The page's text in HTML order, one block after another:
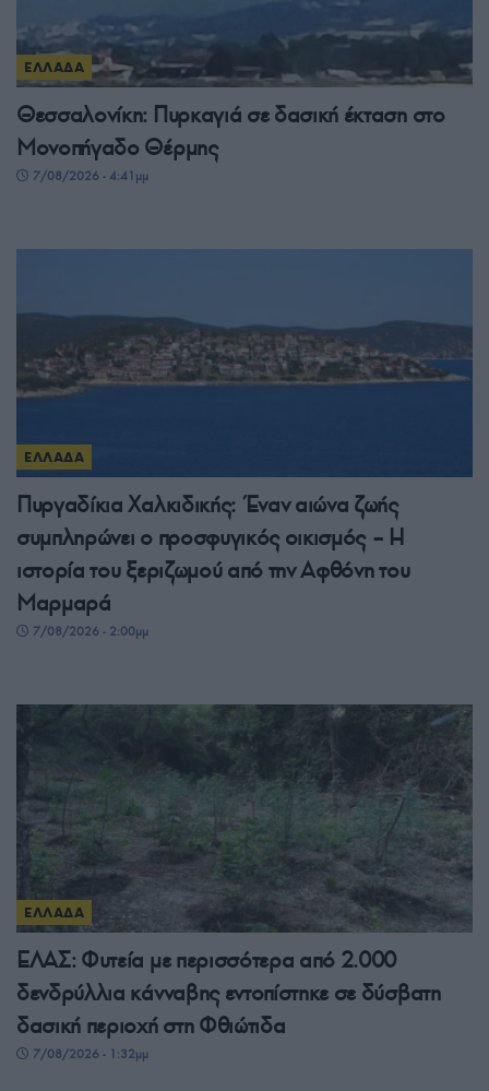
ΕΛΛΑΔΑ
Θεσσαλονίκη: Πυρκαγιά σε δασική έκταση στο
Μονοπήγαδο Θέρμης
7/08/2026 - 4:41μμ
ΕΛΛΑΔΑ
Πυργαδίκια Χαλκιδικής: Έναν αιώνα ζωής
συμπληρώνει ο προσφυγικός οικισμός – Η
ιστορία του ξεριζωμού από την Αφθόνη του
Μαρμαρά
7/08/2026 - 2:00μμ
ΕΛΛΑΔΑ
ΕΛΑΣ: Φυτεία με περισσότερα από 2.000
δενδρύλλια κάνναβης εντοπίστηκε σε δύσβατη
δασική περιοχή στη Φθιώτιδα
7/08/2026 - 1:32μμ